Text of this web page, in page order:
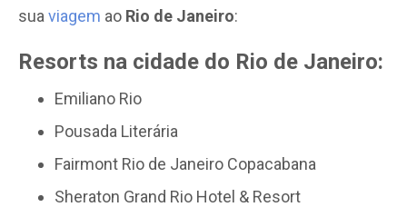
sua viagem ao Rio de Janeiro:
Resorts na cidade do Rio de Janeiro:
Emiliano Rio
Pousada Literária
Fairmont Rio de Janeiro Copacabana
Sheraton Grand Rio Hotel & Resort